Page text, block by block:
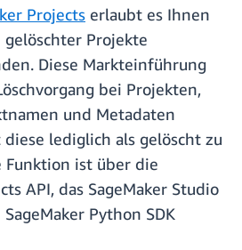
Projects erlaubt es Ihnen
Projekte
Diese Markteinführung
bei Projekten,
und Metadaten
lediglich als gelöscht zu
Funktion ist über die
API, das SageMaker Studio
Python SDK